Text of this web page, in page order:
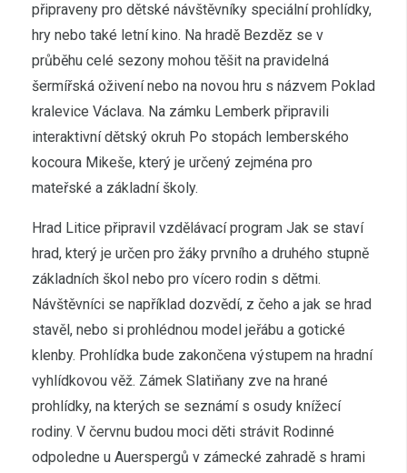
připraveny pro dětské návštěvníky speciální prohlídky,
hry nebo také letní kino. Na hradě Bezděz se v
průběhu celé sezony mohou těšit na pravidelná
šermířská oživení nebo na novou hru s názvem Poklad
kralevice Václava. Na zámku Lemberk připravili
interaktivní dětský okruh Po stopách lemberského
kocoura Mikeše, který je určený zejména pro
mateřské a základní školy.
Hrad Litice připravil vzdělávací program Jak se staví
hrad, který je určen pro žáky prvního a druhého stupně
základních škol nebo pro vícero rodin s dětmi.
Návštěvníci se například dozvědí, z čeho a jak se hrad
stavěl, nebo si prohlédnou model jeřábu a gotické
klenby. Prohlídka bude zakončena výstupem na hradní
vyhlídkovou věž. Zámek Slatiňany zve na hrané
prohlídky, na kterých se seznámí s osudy knížecí
rodiny. V červnu budou moci děti strávit Rodinné
odpoledne u Auerspergů v zámecké zahradě s hrami